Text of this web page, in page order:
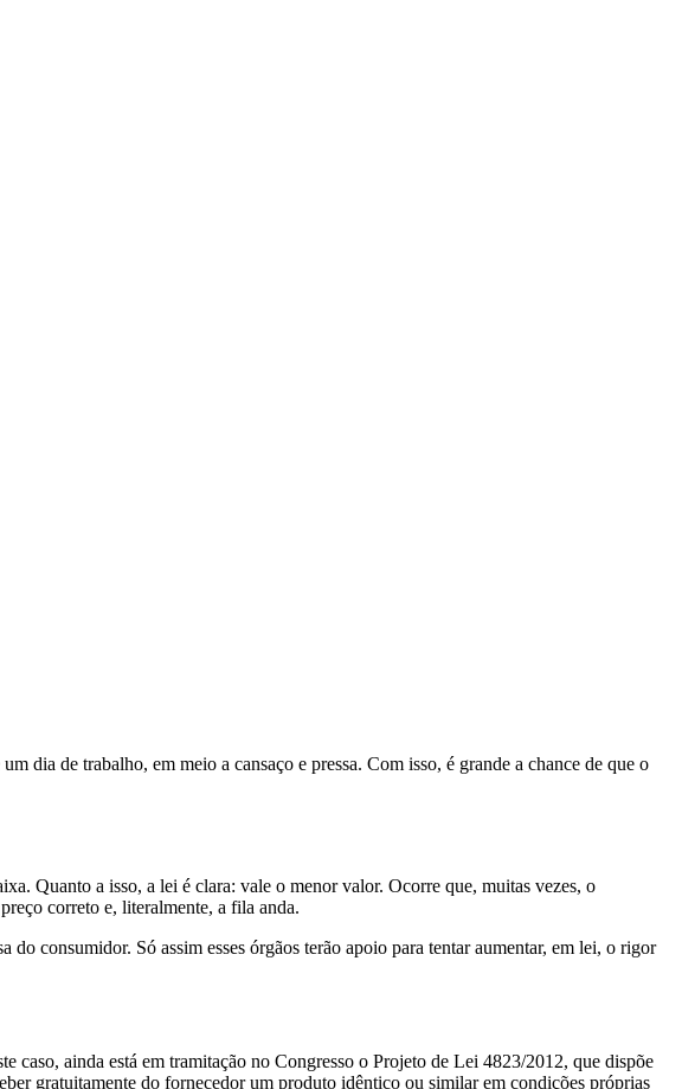
dia de trabalho, em meio a cansaço e pressa. Com isso, é grande a chance de que o
Quanto a isso, a lei é clara: vale o menor valor. Ocorre que, muitas vezes, o
correto e, literalmente, a fila anda.
consumidor. Só assim esses órgãos terão apoio para tentar aumentar, em lei, o rigor
caso, ainda está em tramitação no Congresso o Projeto de Lei 4823/2012, que dispõe
gratuitamente do fornecedor um produto idêntico ou similar em condições próprias